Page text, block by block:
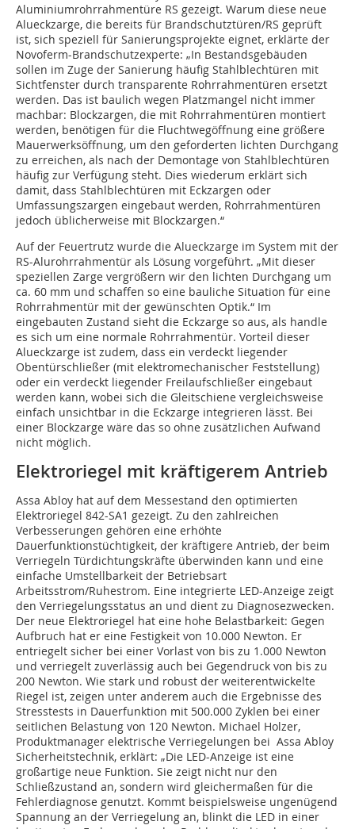
Aluminiumrohrrahmentüre RS gezeigt. Warum diese neue
Alueckzarge, die bereits für Brandschutztüren/RS geprüft
ist, sich speziell für Sanierungsprojekte eignet, erklärte der
Novoferm-Brandschutzexperte: „In Bestandsgebäuden
sollen im Zuge der Sanierung häufig Stahlblechtüren mit
Sichtfenster durch transparente Rohrrahmentüren ersetzt
werden. Das ist baulich wegen Platzmangel nicht immer
machbar: Blockzargen, die mit Rohrrahmentüren montiert
werden, benötigen für die Fluchtwegöffnung eine größere
Mauerwerksöffnung, um den geforderten lichten Durchgang
zu erreichen, als nach der Demontage von Stahlblechtüren
häufig zur Verfügung steht. Dies wiederum erklärt sich
damit, dass Stahlblechtüren mit Eckzargen oder
Umfassungszargen eingebaut werden, Rohrrahmentüren
jedoch üblicherweise mit Blockzargen.“
Auf der Feuertrutz wurde die Alueckzarge im System mit der
RS-Alurohrrahmentür als Lösung vorgeführt. „Mit dieser
speziellen Zarge vergrößern wir den lichten Durchgang um
ca. 60 mm und schaffen so eine bauliche Situation für eine
Rohrrahmentür mit der gewünschten Optik.“ Im
eingebauten Zustand sieht die Eckzarge so aus, als handle
es sich um eine normale Rohrrahmentür. Vorteil dieser
Alueckzarge ist zudem, dass ein verdeckt liegender
Obentürschließer (mit elektromechanischer Feststellung)
oder ein verdeckt liegender Freilaufschließer eingebaut
werden kann, wobei sich die Gleitschiene vergleichsweise
einfach unsichtbar in die Eckzarge integrieren lässt. Bei
einer Blockzarge wäre das so ohne zusätzlichen Aufwand
nicht möglich.
Elektroriegel mit kräftigerem ­Antrieb
Assa Abloy hat auf dem Messestand den optimierten
Elektroriegel 842-SA1 gezeigt. Zu den zahlreichen
Verbesserungen gehören eine erhöhte
Dauerfunktionstüchtigkeit, der kräftigere Antrieb, der beim
Verriegeln Türdichtungskräfte überwinden kann und eine
einfache Umstellbarkeit der Betriebsart
Arbeitsstrom/Ruhestrom. Eine integrierte LED-Anzeige zeigt
den Verriegelungsstatus an und dient zu Diagnosezwecken.
Der neue Elektroriegel hat eine hohe Belastbarkeit: Gegen
Aufbruch hat er eine Festigkeit von 10.000 Newton. Er
entriegelt sicher bei einer Vorlast von bis zu 1.000 Newton
und verriegelt zuverlässig auch bei Gegendruck von bis zu
200 Newton. Wie stark und robust der weiterentwickelte
Riegel ist, zeigen unter anderem auch die Ergebnisse des
Stresstests in Dauerfunktion mit 500.000 Zyklen bei einer
seitlichen Belastung von 120 Newton. Michael Holzer,
Produktmanager elektrische Verriegelungen bei Assa Abloy
Sicherheitstechnik, erklärt: „Die LED-Anzeige ist eine
großartige neue Funktion. Sie zeigt nicht nur den
Schließzustand an, sondern wird gleichermaßen für die
Fehlerdiagnose genutzt. Kommt beispielsweise ungenügend
Spannung an der Verriegelung an, blinkt die LED in einer